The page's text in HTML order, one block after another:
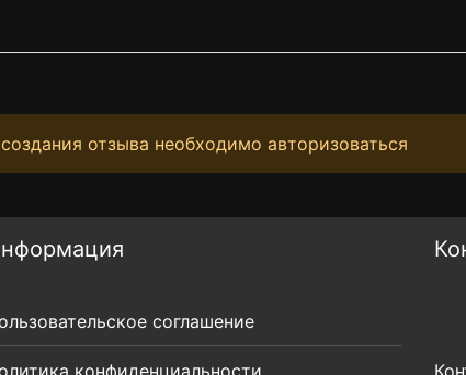
отзыва необходимо авторизоваться
соглашение
конфиденциальности